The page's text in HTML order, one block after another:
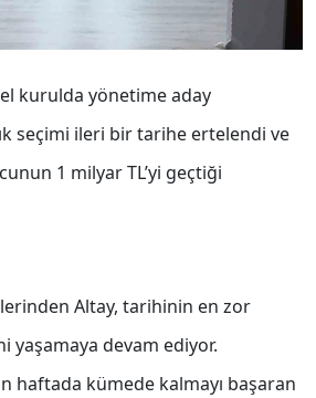
kurulda yönetime aday
seçimi ileri bir tarihe ertelendi ve
1 milyar TL’yi geçtiği
Altay, tarihinin en zor
yaşamaya devam ediyor.
haftada kümede kalmayı başaran